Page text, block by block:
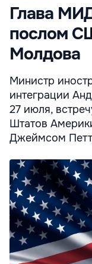
Глава
послом
Молдова
Министр
интеграции
27 июля,
Штатов
Джеймсом